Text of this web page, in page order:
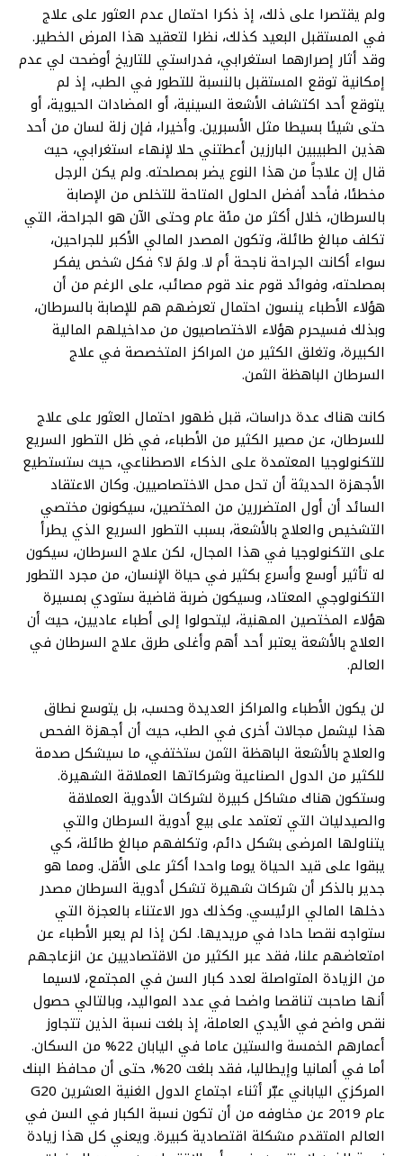
ولم يقتصرا على ذلك، إذ ذكرا احتمال عدم العثور على علاج
في المستقبل البعيد كذلك، نظرا لتعقيد هذا المرض الخطير.
وقد أثار إصرارهما استغرابي، فدراستي للتاريخ أوضحت لي عدم
إمكانية توقع المستقبل بالنسبة للتطور في الطب، إذ لم
يتوقع أحد اكتشاف الأشعة السينية، أو المضادات الحيوية، أو
حتى شيئا بسيطا مثل الأسبرين. وأخيرا، فإن زلة لسان من أحد
هذين الطبيبين البارزين أعطتني حلا لإنهاء استغرابي، حيث
قال إن علاجاً من هذا النوع يضر بمصلحته. ولم يكن الرجل
مخطئا، فأحد أفضل الحلول المتاحة للتخلص من الإصابة
بالسرطان، خلال أكثر من مئة عام وحتى الآن هو الجراحة، التي
تكلف مبالغ طائلة، وتكون المصدر المالي الأكبر للجراحين،
سواء أكانت الجراحة ناجحة أم لا. ولمَ لا؟ فكل شخص يفكر
بمصلحته، وفوائد قوم عند قوم مصائب، على الرغم من أن
هؤلاء الأطباء ينسون احتمال تعرضهم هم للإصابة بالسرطان،
وبذلك فسيحرم هؤلاء الاختصاصيون من مداخيلهم المالية
الكبيرة، وتغلق الكثير من المراكز المتخصصة في علاج
السرطان الباهظة الثمن.
كانت هناك عدة دراسات، قبل ظهور احتمال العثور على علاج
للسرطان، عن مصير الكثير من الأطباء، في ظل التطور السريع
للتكنولوجيا المعتمدة على الذكاء الاصطناعي، حيث ستستطيع
الأجهزة الحديثة أن تحل محل الاختصاصيين. وكان الاعتقاد
السائد أن أول المتضررين من المختصين، سيكونون مختصي
التشخيص والعلاج بالأشعة، بسبب التطور السريع الذي يطرأ
على التكنولوجيا في هذا المجال، لكن علاج السرطان، سيكون
له تأثير أوسع وأسرع بكثير في حياة الإنسان، من مجرد التطور
التكنولوجي المعتاد، وسيكون ضربة قاضية ستودي بمسيرة
هؤلاء المختصين المهنية، ليتحولوا إلى أطباء عاديين، حيث أن
العلاج بالأشعة يعتبر أحد أهم وأغلى طرق علاج السرطان في
العالم.
لن يكون الأطباء والمراكز العديدة وحسب، بل يتوسع نطاق
هذا ليشمل مجالات أخرى في الطب، حيث أن أجهزة الفحص
والعلاج بالأشعة الباهظة الثمن ستختفي، ما سيشكل صدمة
للكثير من الدول الصناعية وشركاتها العملاقة الشهيرة.
وستكون هناك مشاكل كبيرة لشركات الأدوية العملاقة
والصيدليات التي تعتمد على بيع أدوية السرطان والتي
يتناولها المرضى بشكل دائم، وتكلفهم مبالغ طائلة، كي
يبقوا على قيد الحياة يوما واحدا أكثر على الأقل. ومما هو
جدير بالذكر أن شركات شهيرة تشكل أدوية السرطان مصدر
دخلها المالي الرئيسي. وكذلك دور الاعتناء بالعجزة التي
ستواجه نقصا حادا في مريديها. لكن إذا لم يعبر الأطباء عن
امتعاضهم علنا، فقد عبر الكثير من الاقتصاديين عن انزعاجهم
من الزيادة المتواصلة لعدد كبار السن في المجتمع، لاسيما
أنها صاحبت تناقصا واضحا في عدد المواليد، وبالتالي حصول
نقص واضح في الأيدي العاملة، إذ بلغت نسبة الذين تتجاوز
أعمارهم الخمسة والستين عاما في اليابان 22% من السكان.
أما في ألمانيا وإيطاليا، فقد بلغت 20%، حتى أن محافظ البنك
المركزي الياباني عبّر أثناء اجتماع الدول الغنية العشرين G20
عام 2019 عن مخاوفه من أن تكون نسبة الكبار في السن في
العالم المتقدم مشكلة اقتصادية كبيرة. ويعني كل هذا زيادة